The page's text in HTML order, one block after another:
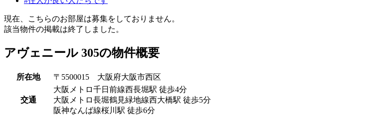
現在、こちらのお部屋は募集をしておりません。
該当物件の掲載は終了しました。
アヴェニール 305の物件概要
所在地 〒5500015 大阪府大阪市西区
交通
大阪メトロ千日前線西長堀駅 徒歩4分
大阪メトロ長堀鶴見緑地線西大橋駅 徒歩5分
阪神なんば線桜川駅 徒歩6分